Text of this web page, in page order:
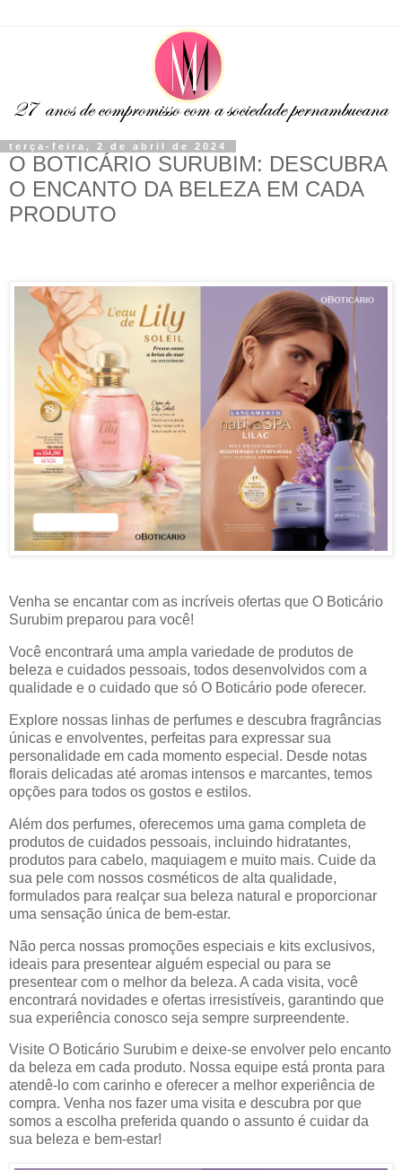
terça-feira, 2 de abril de 2024
O BOTICÁRIO SURUBIM: DESCUBRA
O ENCANTO DA BELEZA EM CADA
PRODUTO
Venha se encantar com as incríveis ofertas que O Boticário
Surubim preparou para você!
Você encontrará uma ampla variedade de produtos de
beleza e cuidados pessoais, todos desenvolvidos com a
qualidade e o cuidado que só O Boticário pode oferecer.
Explore nossas linhas de perfumes e descubra fragrâncias
únicas e envolventes, perfeitas para expressar sua
personalidade em cada momento especial. Desde notas
florais delicadas até aromas intensos e marcantes, temos
opções para todos os gostos e estilos.
Além dos perfumes, oferecemos uma gama completa de
produtos de cuidados pessoais, incluindo hidratantes,
produtos para cabelo, maquiagem e muito mais. Cuide da
sua pele com nossos cosméticos de alta qualidade,
formulados para realçar sua beleza natural e proporcionar
uma sensação única de bem-estar.
Não perca nossas promoções especiais e kits exclusivos,
ideais para presentear alguém especial ou para se
presentear com o melhor da beleza. A cada visita, você
encontrará novidades e ofertas irresistíveis, garantindo que
sua experiência conosco seja sempre surpreendente.
Visite O Boticário Surubim e deixe-se envolver pelo encanto
da beleza em cada produto. Nossa equipe está pronta para
atendê-lo com carinho e oferecer a melhor experiência de
compra. Venha nos fazer uma visita e descubra por que
somos a escolha preferida quando o assunto é cuidar da
sua beleza e bem-estar!